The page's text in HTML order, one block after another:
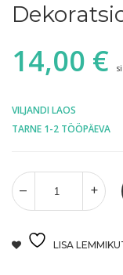
14,00 €
VILJANDI LAOS
TARNE 1-2 TÖÖPÄEVA
LISA